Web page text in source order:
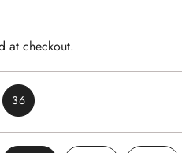
at checkout.
36
VARIANT
SOLD
OUT